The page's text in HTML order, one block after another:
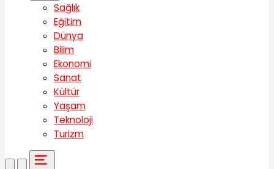
Sağlık
Eğitim
Dünya
Bilim
Ekonomi
Sanat
Kültür
Yaşam
Teknoloji
Turizm